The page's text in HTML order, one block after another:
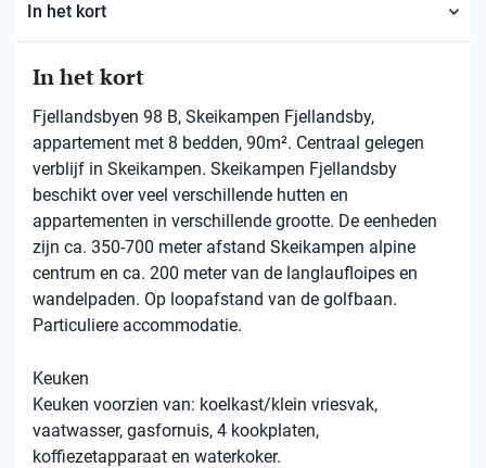
In het kort
In het kort
Fjellandsbyen 98 B, Skeikampen Fjellandsby,
appartement met 8 bedden, 90m². Centraal gelegen
verblijf in Skeikampen. Skeikampen Fjellandsby
beschikt over veel verschillende hutten en
appartementen in verschillende grootte. De eenheden
zijn ca. 350-700 meter afstand Skeikampen alpine
centrum en ca. 200 meter van de langlaufloipes en
wandelpaden. Op loopafstand van de golfbaan.
Particuliere accommodatie.
Keuken
Keuken voorzien van: koelkast/klein vriesvak,
vaatwasser, gasfornuis, 4 kookplaten,
koffiezetapparaat en waterkoker.